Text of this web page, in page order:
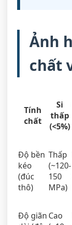
Ảnh
chất
Tính
chất
Si
thấp
(<5%)
Độ bền
kéo
(đúc
thô)
Thấp
(~120-
150
MPa)
Độ giãn Cao